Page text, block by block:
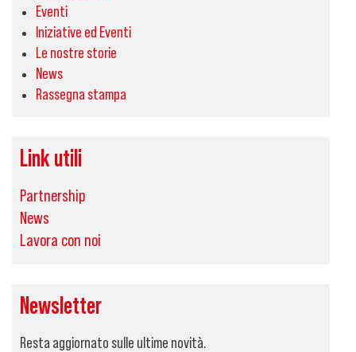
Eventi
Iniziative ed Eventi
Le nostre storie
News
Rassegna stampa
Link utili
Partnership
News
Lavora con noi
Newsletter
Resta aggiornato sulle ultime novità.